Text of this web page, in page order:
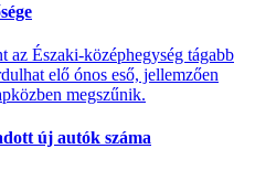
az Északi-középhegység tágabb
elő ónos eső, jellemzően
megszűnik.
új autók száma